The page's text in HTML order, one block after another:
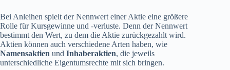
Bei Anleihen spielt der Nennwert einer Aktie eine größere
Rolle für Kursgewinne und -verluste. Denn der Nennwert
bestimmt den Wert, zu dem die Aktie zurückgezahlt wird.
Aktien können auch verschiedene Arten haben, wie
Namensaktien und Inhaberaktien, die jeweils
unterschiedliche Eigentumsrechte mit sich bringen.